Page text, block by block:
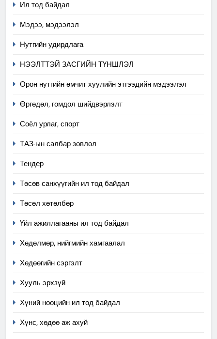
Ил тод байдал
Мэдээ, мэдээлэл
Нутгийн удирдлага
НЭЭЛТТЭЙ ЗАСГИЙН ТҮНШЛЭЛ
Орон нутгийн өмчит хуулийн этгээдийн мэдээлэл
Өргөдөл, гомдол шийдвэрлэлт
Соёл урлаг, спорт
ТАЗ-ын салбар зөвлөл
Тендер
Төсөв санхүүгийн ил тод байдал
Төсөл хөтөлбөр
Үйл ажиллагааны ил тод байдал
Хөдөлмөр, нийгмийн хамгаалал
Хөдөөгийн сэргэлт
Хууль эрхзүй
Хүний нөөцийн ил тод байдал
Хүнс, хөдөө аж ахуй